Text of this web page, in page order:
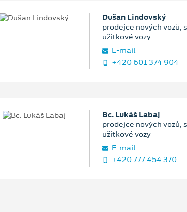
Dušan Lindovský
prodejce nových vozů,
užitkové vozy
E‑mail
+420 601 374 904
Bc. Lukáš Labaj
prodejce nových vozů,
užitkové vozy
E‑mail
+420 777 454 370